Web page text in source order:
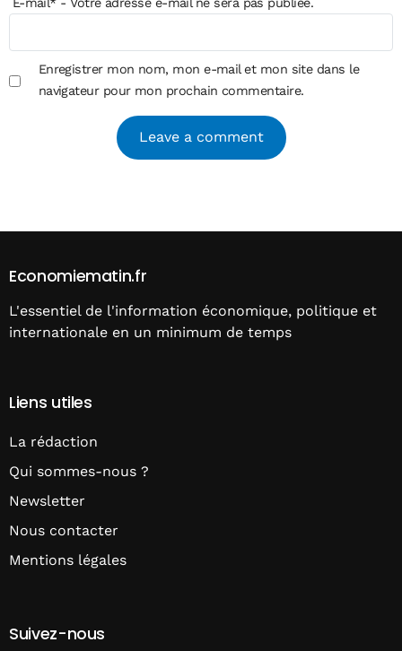
Enregistrer mon nom, mon e-mail et mon site dans le
navigateur pour mon prochain commentaire.
Economiematin.fr
L'essentiel de l'information économique, politique et
internationale en un minimum de temps
Liens utiles
La rédaction
Qui sommes-nous ?
Newsletter
Nous contacter
Mentions légales
Suivez-nous